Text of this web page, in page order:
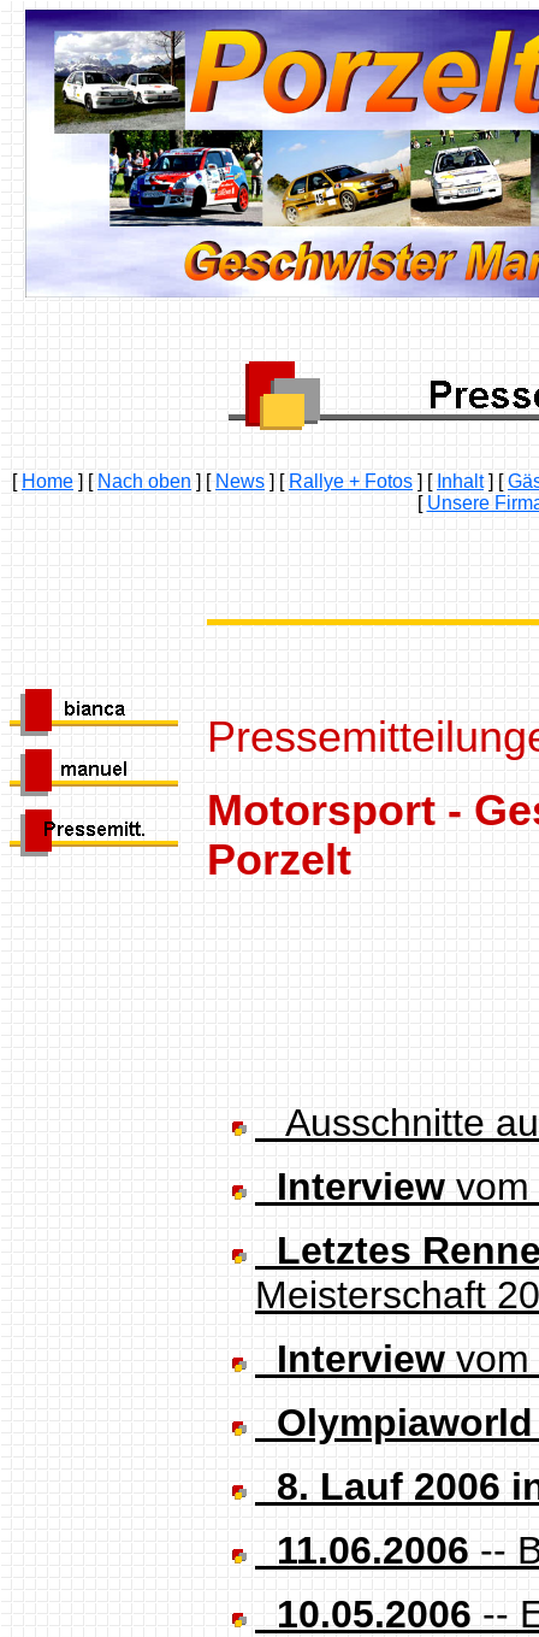
[ Home ] [ Nach oben ] [ News ] [ Rallye + Fotos ] [ Inhalt] [
[ Unsere
Motorsport -
Porzelt
Ausschnitte
Interview vom
Letztes
Meisterschaft
Interview vom
8. Lauf 2006
11.06.2006 --
10.05.2006 --